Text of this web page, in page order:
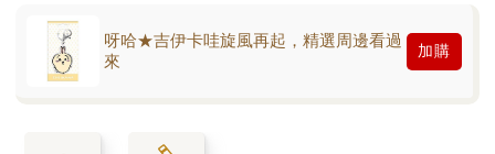
呀哈★吉伊卡哇旋風再起，精選周邊看過
來
加購